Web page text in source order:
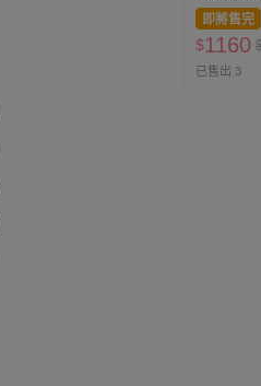
基-深海
即將售完
$1160
已售出 3